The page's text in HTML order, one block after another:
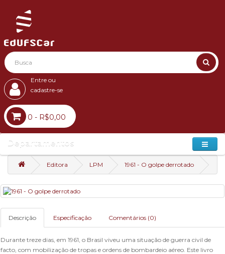
Entre ou
cadastre-se
0 - R$0,00
Departamentos
Editora LPM 1961 - O golpe derrotado
Descrição Especificação Comentários (0)
Durante treze dias, em 1961, o Brasil viveu uma situação de guerra civil de
facto, com mobilização de tropas e ordens de bombardeio aéreo. Este livro